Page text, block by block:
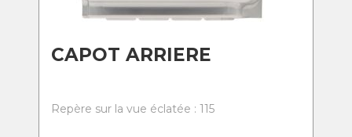
CAPOT ARRIERE
Repère sur la vue éclatée : 115